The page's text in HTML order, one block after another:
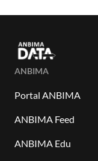
ANBIMA
Portal ANBIMA
ANBIMA Feed
ANBIMA Edu